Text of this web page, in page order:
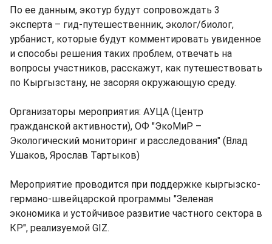
По ее данным, экотур будут сопровождать 3
эксперта – гид-путешественник, эколог/биолог,
урбанист, которые будут комментировать увиденное
и способы решения таких проблем, отвечать на
вопросы участников, расскажут, как путешествовать
по Кыргызстану, не засоряя окружающую среду.
Организаторы мероприятия: АУЦА (Центр
гражданской активности), ОФ "ЭкоМиР –
Экологический мониторинг и расследования" (Влад
Ушаков, Ярослав Тартыков)
Мероприятие проводится при поддержке кыргызско-
германо-швейцарской программы "Зеленая
экономика и устойчивое развитие частного сектора в
КР", реализуемой GIZ.